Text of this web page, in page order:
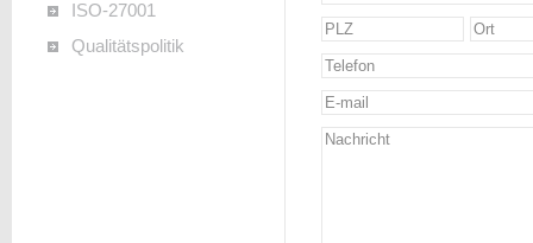
ISO-27001
Qualitätspolitik